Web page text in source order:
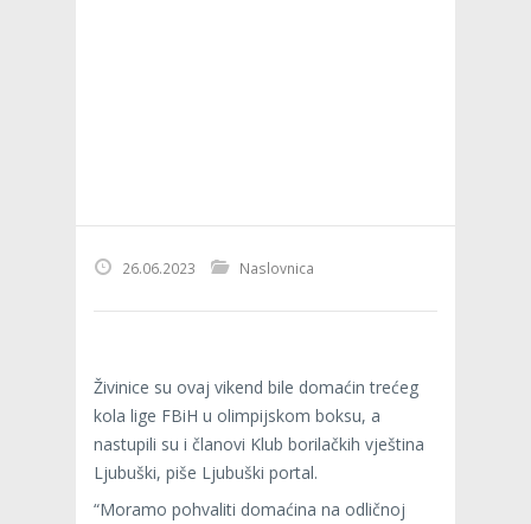
26.06.2023 Naslovnica
Živinice su ovaj vikend bile domaćin trećeg
kola lige FBiH u olimpijskom boksu, a
nastupili su i članovi Klub borilačkih vještina
Ljubuški, piše Ljubuški portal.
“Moramo pohvaliti domaćina na odličnoj